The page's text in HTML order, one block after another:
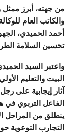
من جهته، أبرز
والكاتب العام
أحمد الحميدي،
تحسين السلامة
واعتبر السيد
البيت والتعليم
آثار إيجابية على
الفاعل التربوي في
ينطلق من المراحل
التجارب التوعوية